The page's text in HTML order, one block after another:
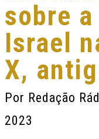
sobre
Israel
X,
Por Redação
2023